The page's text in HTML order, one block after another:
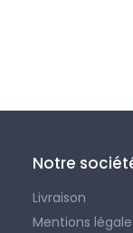
Notre
Livraison
Mentions